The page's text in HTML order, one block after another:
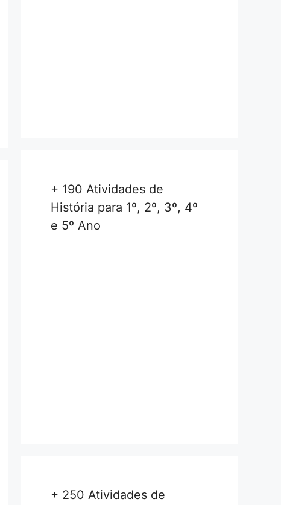
+ 190 Atividades de
História para 1º, 2º, 3º, 4º
e 5º Ano
+ 250 Atividades de